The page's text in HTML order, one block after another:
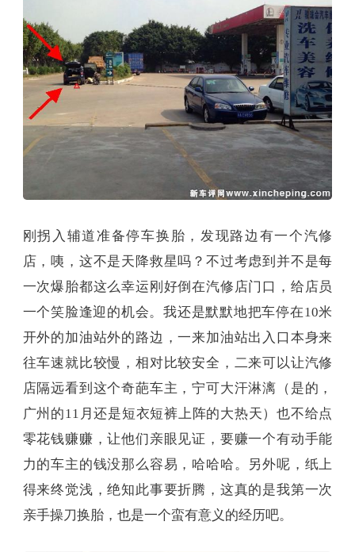
刚拐入辅道准备停车换胎，发现路边有一个汽修
店，咦，这不是天降救星吗？不过考虑到并不是每
一次爆胎都这么幸运刚好倒在汽修店门口，给店员
一个笑脸逢迎的机会。我还是默默地把车停在10米
开外的加油站外的路边，一来加油站出入口本身来
往车速就比较慢，相对比较安全，二来可以让汽修
店隔远看到这个奇葩车主，宁可大汗淋漓（是的，
广州的11月还是短衣短裤上阵的大热天）也不给点
零花钱赚赚，让他们亲眼见证，要赚一个有动手能
力的车主的钱没那么容易，哈哈哈。另外呢，纸上
得来终觉浅，绝知此事要折腾，这真的是我第一次
亲手操刀换胎，也是一个蛮有意义的经历吧。